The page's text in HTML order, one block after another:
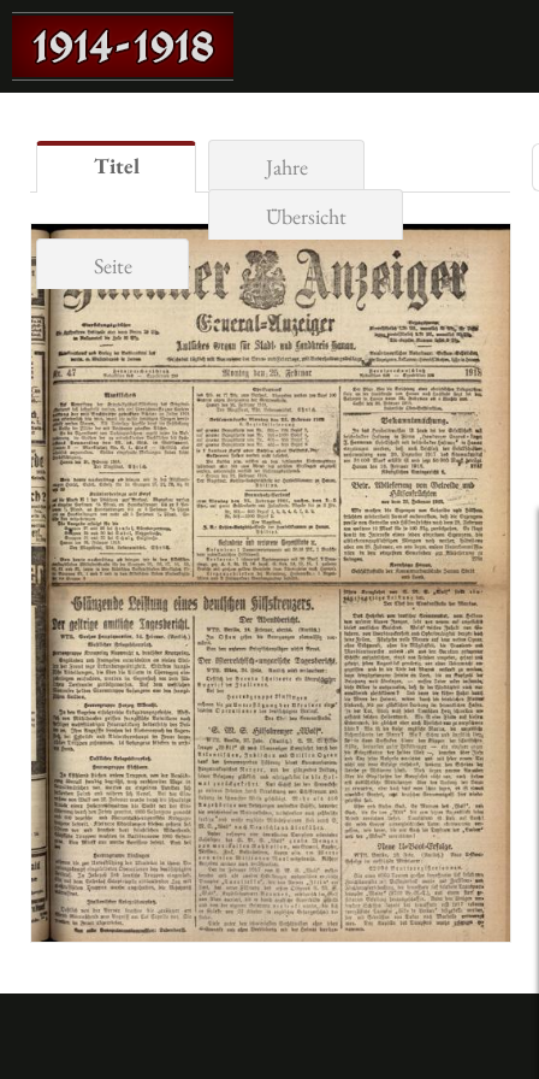
Titel
Jahre
Übersicht
Seite